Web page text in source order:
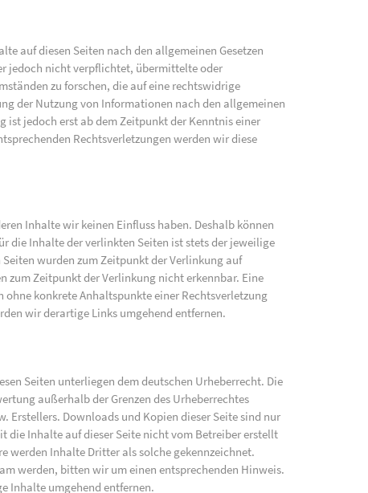
auf diesen Seiten nach den allgemeinen Gesetzen
jedoch nicht verpflichtet, übermittelte oder
zu forschen, die auf eine rechtswidrige
der Nutzung von Informationen nach den allgemeinen
ist jedoch erst ab dem Zeitpunkt der Kenntnis einer
Rechtsverletzungen werden wir diese
Inhalte wir keinen Einfluss haben. Deshalb können
die Inhalte der verlinkten Seiten ist stets der jeweilige
wurden zum Zeitpunkt der Verlinkung auf
Zeitpunkt der Verlinkung nicht erkennbar. Eine
konkrete Anhaltspunkte einer Rechtsverletzung
wir derartige Links umgehend entfernen.
Seiten unterliegen dem deutschen Urheberrecht. Die
außerhalb der Grenzen des Urheberrechtes
Erstellers. Downloads und Kopien dieser Seite sind nur
Inhalte auf dieser Seite nicht vom Betreiber erstellt
werden Inhalte Dritter als solche gekennzeichnet.
werden, bitten wir um einen entsprechenden Hinweis.
Inhalte umgehend entfernen.